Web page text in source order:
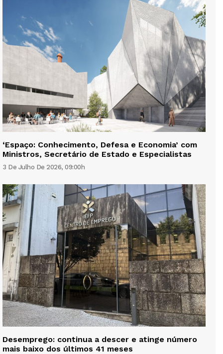
‘Espaço: Conhecimento, Defesa e Economia’ com
Ministros, Secretário de Estado e Especialistas
3 De Julho De 2026, 09:00h
Desemprego: continua a descer e atinge número
mais baixo dos últimos 41 meses